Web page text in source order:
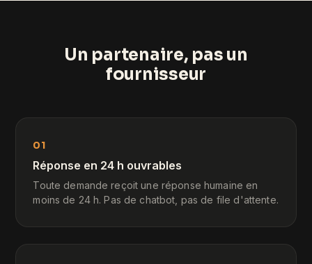
Un partenaire, pas un
fournisseur
01
Réponse en 24 h ouvrables
Toute demande reçoit une réponse humaine en
moins de 24 h. Pas de chatbot, pas de file d'attente.